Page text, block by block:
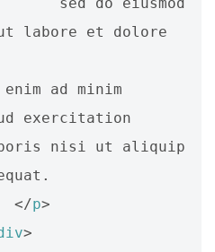
labore et dolore
exercitation
</p>
>